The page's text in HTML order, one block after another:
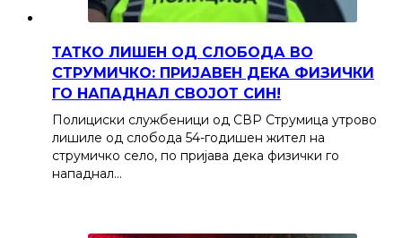
ТАТКО ЛИШЕН ОД СЛОБОДА ВО
СТРУМИЧКО: ПРИЈАВЕН ДЕКА ФИЗИЧКИ
ГО НАПАДНАЛ СВОЈОТ СИН!
Полициски службеници од СВР Струмица утрово
лишиле од слобода 54-годишен жител на
струмичко село, по пријава дека физички го
нападнал…